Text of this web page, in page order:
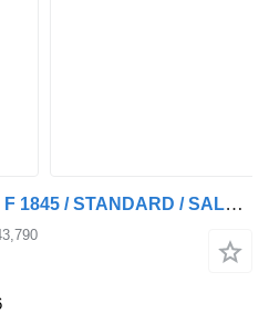
Mercedes-Benz ACTROS F 1845 / STANDARD / SALON PL